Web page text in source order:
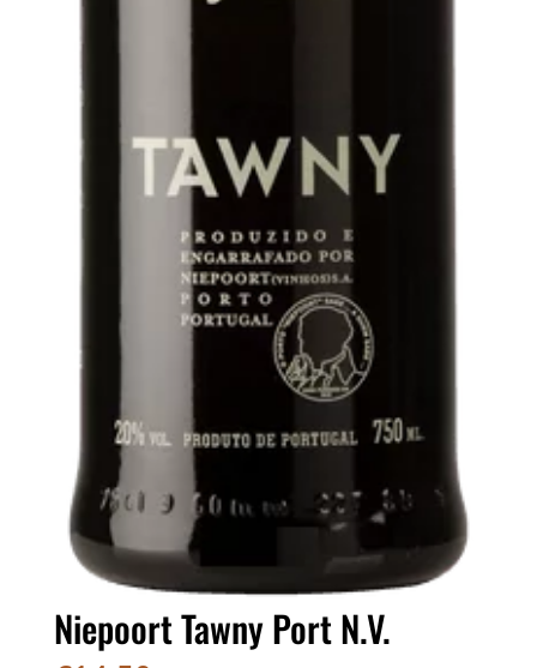
Niepoort Tawny Port N.V.